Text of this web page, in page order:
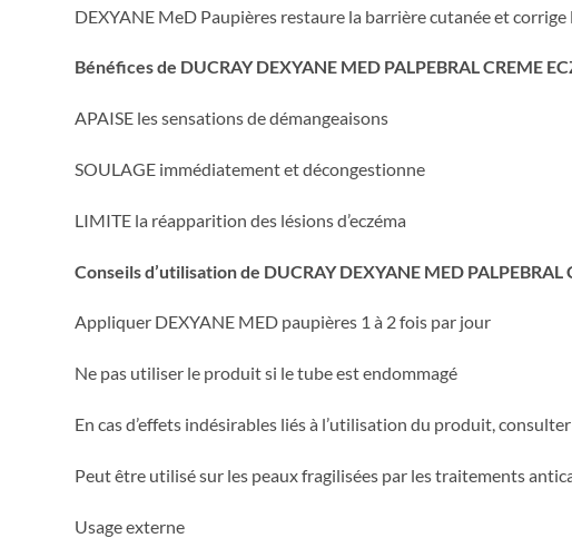
DEXYANE MeD Paupières restaure la barrière cutanée et
Bénéfices de DUCRAY DEXYANE MED PALPEBRAL CREME
APAISE les sensations de démangeaisons
SOULAGE immédiatement et décongestionne
LIMITE la réapparition des lésions d’eczéma
Conseils d’utilisation de DUCRAY DEXYANE MED PALPEBRAL
Appliquer DEXYANE MED paupières 1 à 2 fois par jour
Ne pas utiliser le produit si le tube est endommagé
En cas d’effets indésirables liés à l’utilisation du produit,
Peut être utilisé sur les peaux fragilisées par les traitements
Usage externe